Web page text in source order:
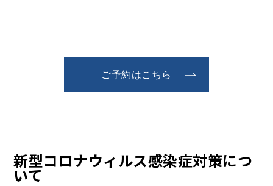
ご予約はこちら
新型コロナウィルス感染症対策につ
いて